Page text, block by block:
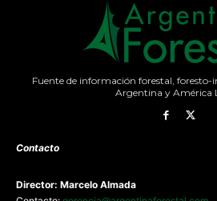
Fuente de información forestal,
Argentina y América
Contacto
Director: Marcelo Almada